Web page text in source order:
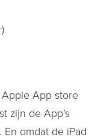
App store
zijn de App’s
omdat de iPad